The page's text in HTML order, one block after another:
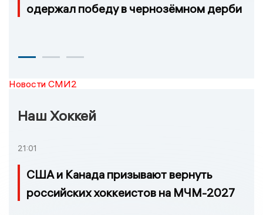
одержал победу в чернозёмном дерби
Новости СМИ2
Наш Хоккей
21:01
США и Канада призывают вернуть
российских хоккеистов на МЧМ-2027